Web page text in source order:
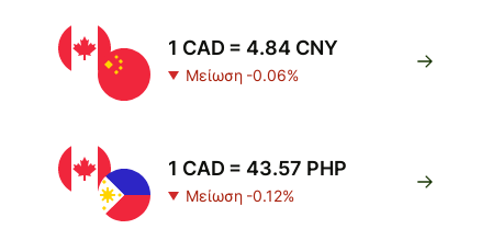
1 CAD = 4.84 CNY
Μείωση -0.06%
1 CAD = 43.57 PHP
Μείωση -0.12%